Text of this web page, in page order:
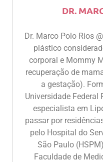
DR.
Dr. Marco Polo Rios
plástico
corporal e Mommy
recuperação de
a gestação).
Universidade Federal
especialista em
passar por
pelo Hospital do
São Paulo
Faculdade de